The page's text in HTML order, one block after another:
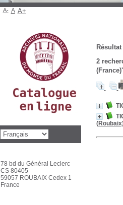
2
(France)'
A- A A+
78 bd du Général Leclerc
CS 80405
59057 ROUBAIX Cedex 1
France